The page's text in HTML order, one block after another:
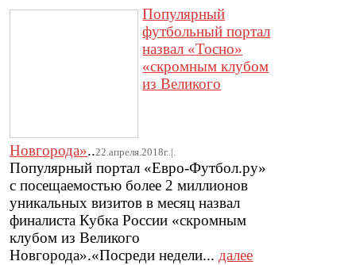
Популярный
футбольный портал
назвал «Тосно»
«скромным клубом
из Великого
Новгорода»..22.апреля.2018г..|.
Популярный портал «Евро-Футбол.ру»
с посещаемостью более 2 миллионов
уникальных визитов в месяц назвал
финалиста Кубка России «скромным
клубом из Великого
Новгорода».«Посреди недели...далее